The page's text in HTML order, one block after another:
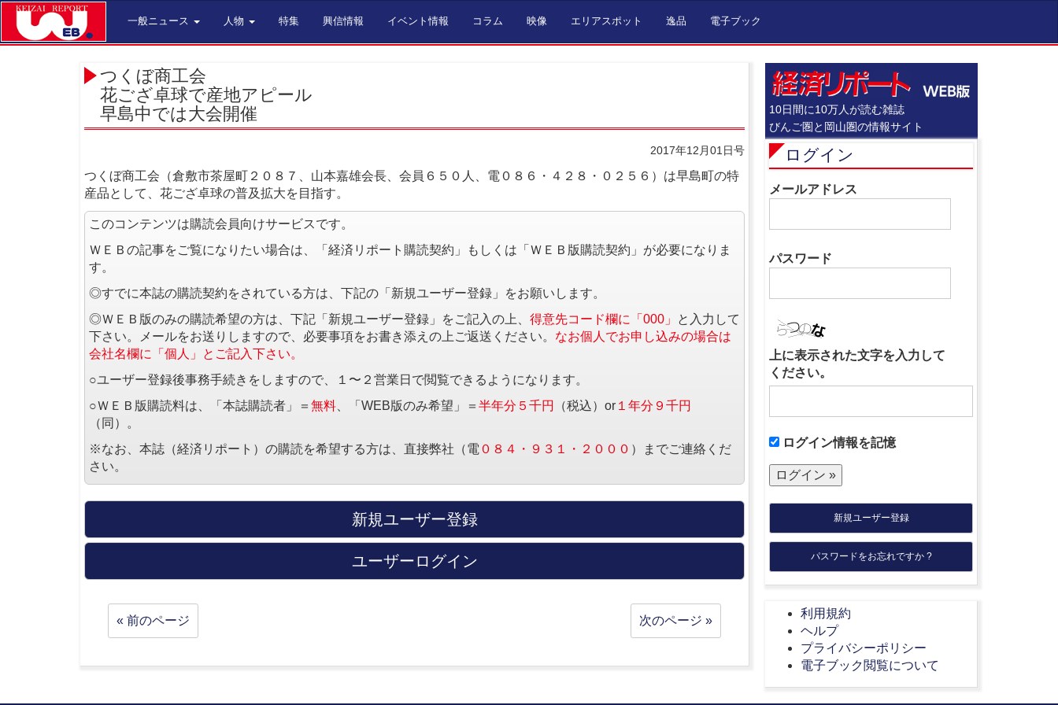
一般ニュース 人物 特集 興信情報 イベント情報 コラム 映像 エリアスポット 逸品 電子ブック
つくぼ商工会
花ござ卓球で産地アピール
早島中では大会開催
2017年12月01日号
つくぼ商工会（倉敷市茶屋町２０８７、山本嘉雄会長、会員６５０人、電０８６・４２８・０２５６）は早島町の特
産品として、花ござ卓球の普及拡大を目指す。
このコンテンツは購読会員向けサービスです。
ＷＥＢの記事をご覧になりたい場合は、「経済リポート購読契約」もしくは「ＷＥＢ版購読契約」が必要になりま
す。
◎すでに本誌の購読契約をされている方は、下記の「新規ユーザー登録」をお願いします。
◎ＷＥＢ版のみの購読希望の方は、下記「新規ユーザー登録」をご記入の上、 得意先コード欄に「000」
と入力して
下さい。メールをお送りしますので、必要事項をお書き添えの上ご返送ください。 なお個人でお申し込みの場合は
会社名欄に「個人」とご記入下さい。
○ユーザー登録後事務手続きをしますので、１〜２営業日で閲覧できるようになります。
○ＷＥＢ版購読料は、「本誌購読者」＝ 無料 、「WEB版のみ希望」＝ 半年分５千円 （税込）or １年分９千円
（同）。
※なお、本誌（経済リポート）の購読を希望する方は、直接弊社（電 ０８４・９３１・２０００ ）までご連絡くだ
さい。
新規ユーザー登録
ユーザーログイン
« 前のページ 次のページ »
10日間に10万人が読む雑誌
びんご圏と岡山圏の情報サイト
ログイン
メールアドレス
パスワード
上に表示された文字を入力して
ください。
ログイン情報を記憶
新規ユーザー登録
パスワードをお忘れですか ?
利用規約
ヘルプ
プライバシーポリシー
電子ブック閲覧について